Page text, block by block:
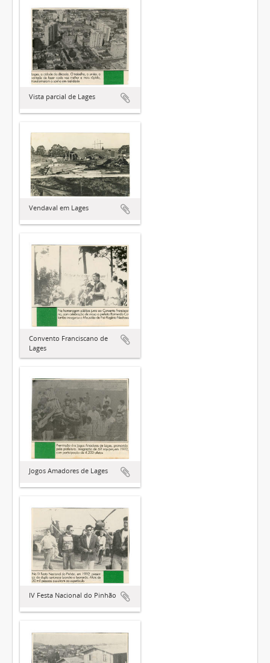
Vista parcial de Lages
Vendaval em Lages
Convento Franciscano de
Lages
Jogos Amadores de Lages
IV Festa Nacional do Pinhão